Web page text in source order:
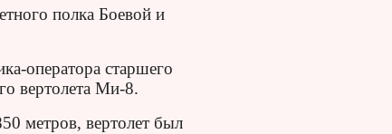
полка Боевой и
оператора старшего
вертолета Ми-8.
метров, вертолет был